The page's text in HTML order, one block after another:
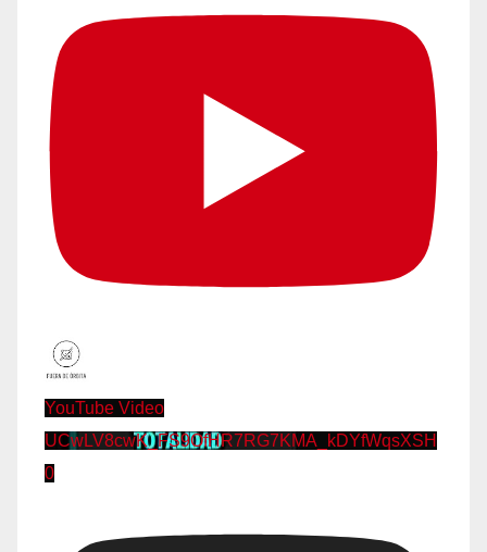
YouTube Video
UCwLV8cwK_FS9OfHR7RG7KMA_kDYfWqsXSH
0